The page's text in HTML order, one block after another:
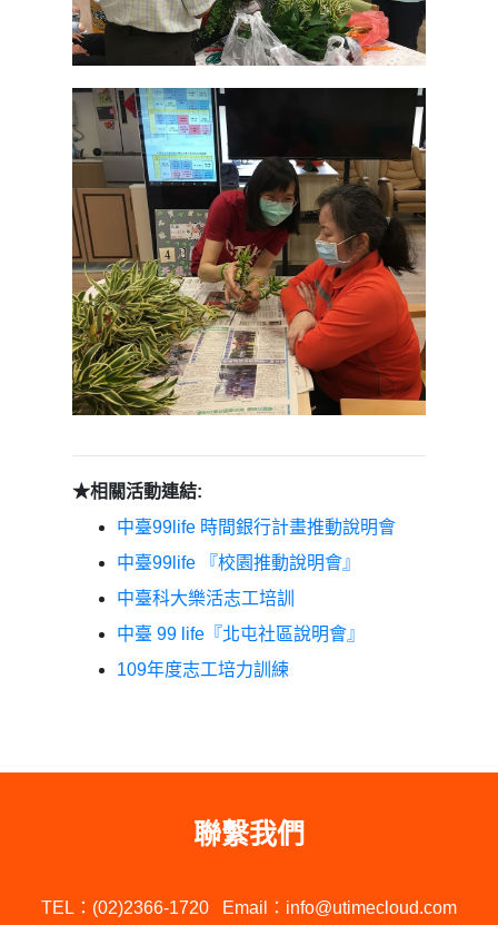
★相關活動連結:
中臺99life 時間銀行計畫推動說明會
中臺99life 『校園推動說明會』
中臺科大樂活志工培訓
中臺 99 life『北屯社區說明會』
109年度志工培力訓練
聯繫我們
TEL：(02)2366-1720 Email：info@utimecloud.com